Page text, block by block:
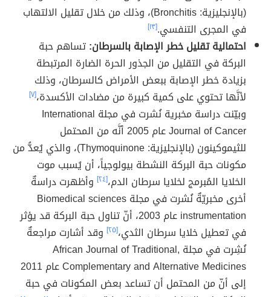
(بالإنجليزية: Bronchitis)، وذلك من خلال تقليل الالتهاب
في المجرى التنفسي.[١٣]
احتمالية تقليل خطر الإصابة بالسرطان:تساهم حبة
البركة في التقليل من الجذور الحرة الضارة المرتبطة
بزيادة خطر الإصابة ببعض الأمراض كالسرطان، وذلك
لأنَّها تحتوي على كمية كبيرة من مضادات الأكسدة،[٧]
وبيّنت دراسة مخبرية نُشرت في مجلة International
Journal of Cancer عام 2005 أنَّه من المحتمل
للثيموكينون (بالإنجليزية: Thymoquinone)، والذي يُعدُّ من
مكونات حبة البركة النشطة بيولوجياً، أن يُسبب موت
الخلايا المُبرمج لخلايا سرطان الدم،[٢٤]
وأظهرت دراسةٌ
أخرى مخبريّةٌ نُشرت في مجلة Biomedical sciences
instrumentation عام 2003، أنّ تناول حبة البركة قد يؤثر
في تعطيل خلايا سرطان الثدي،[٢٥]
وقد أشارت مراجعةٌ
نُشِرت في مجلة African Journal of Traditional,
Complementary and Alternative Medicines عام 2011
إلى أنّ من المحتمل أن تساعد بعض المكونات في حبة